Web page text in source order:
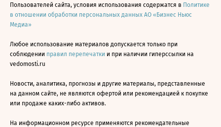
Пользователей сайта, условия использования содержатся в Политике
в отношении обработки персональных данных АО «Бизнес Ньюс
Медиа»
Любое использование материалов допускается только при
соблюдении правил перепечатки и при наличии гиперссылки на
vedomosti.ru
Новости, аналитика, прогнозы и другие материалы, представленные
на данном сайте, не являются офертой или рекомендацией к покупке
или продаже каких-либо активов.
На информационном ресурсе применяются рекомендательные